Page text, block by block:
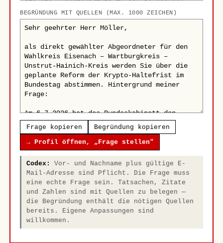
BEGRÜNDUNG MIT QUELLEN (MAX. 1000 ZEICHEN)
Frage kopieren Begründung kopieren
→ Profil öffnen, „Frage stellen"
Codex:
Vor- und Nachname plus gültige E-
Mail-Adresse sind Pflicht. Die Frage muss
eine echte Frage sein. Tatsachen, Zitate
und Zahlen sind mit Quellen zu belegen —
die Begründung enthält die nötigen Quellen
bereits. Eigene Anpassungen sind
willkommen.